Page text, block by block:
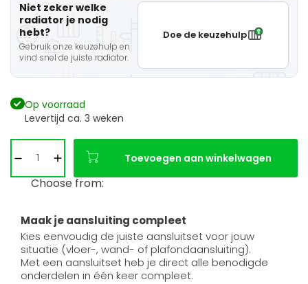
Niet zeker welke
radiator je nodig
hebt?
Gebruik onze keuzehulp en
vind snel de juiste radiator.
Doe de keuzehulp
Op voorraad
Levertijd ca. 3 weken
Toevoegen aan winkelwagen
Choose from:
Maak je aansluiting compleet
Kies eenvoudig de juiste aansluitset voor jouw
situatie (vloer-, wand- of plafondaansluiting).
Met een aansluitset heb je direct alle benodigde
onderdelen in één keer compleet.